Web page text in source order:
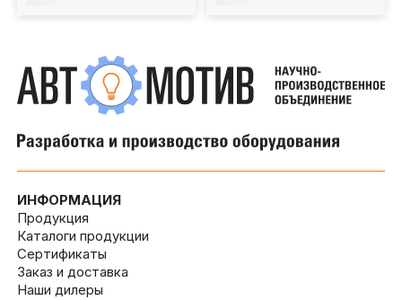
ИНФОРМАЦИЯ
Продукция
Каталоги продукции
Сертификаты
Заказ и доставка
Наши дилеры